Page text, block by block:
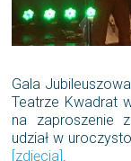
Gala
Teatrze Kwadrat
na zaproszenie
udział w
[zdjęcia].